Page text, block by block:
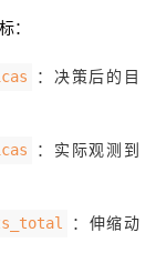
：
：决策后的目
：实际观测到
：伸缩动